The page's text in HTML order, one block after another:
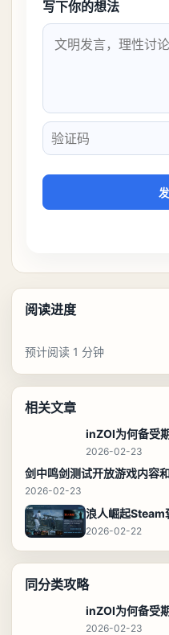
写下你的想法
验证码
阅读进度
预计阅读 1 分钟
相关文章
inZOI为何备受
2026-02-23
剑中鸣剑测试开放游戏内容
2026-02-23
浪人崛起Steam
2026-02-22
同分类攻略
inZOI为何备受
2026-02-23